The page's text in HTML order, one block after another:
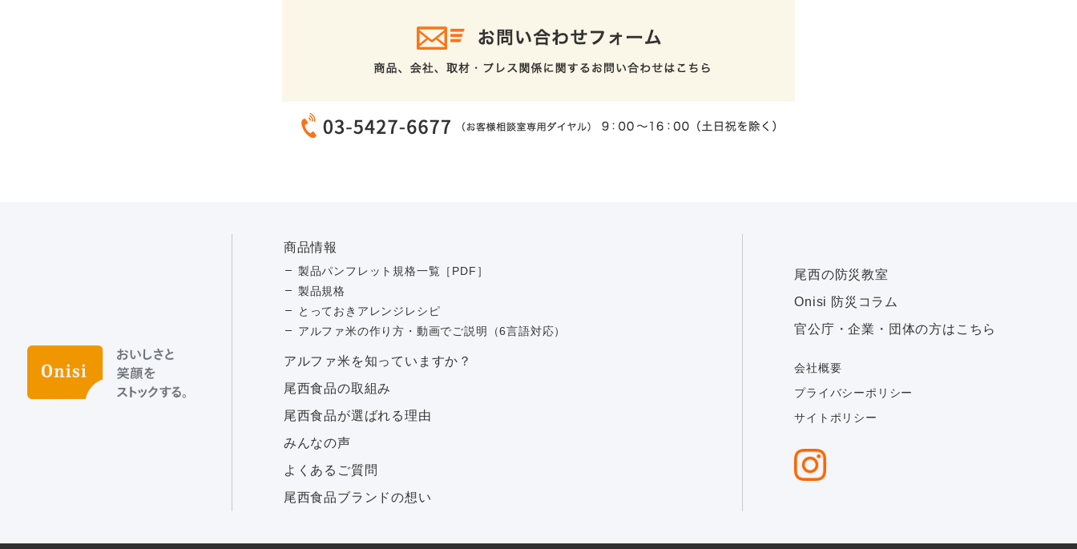
商品情報
製品パンフレット規格一覧［PDF］
製品規格
とっておきアレンジレシピ
アルファ米の作り方・動画でご説明（6言語対応）
アルファ⽶を知っていますか？
尾西食品の取組み
尾西食品が選ばれる理由
みんなの声
よくあるご質問
尾西食品ブランドの想い
尾西の防災教室
Onisi 防災コラム
官公庁・企業・団体の方はこちら
会社概要
プライバシーポリシー
サイトポリシー